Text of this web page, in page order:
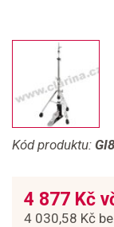
Kód produktu:
4 877 Kč
4 030,58 Kč